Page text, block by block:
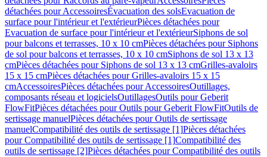
détachées pour AccessoiresÉvacuation des solsEvacuation de
surface pour l'intérieur et l'extérieurPièces détachées pour
Evacuation de surface pour l'intérieur et l'extérieurSiphons de sol
pour balcons et terrasses, 10 x 10 cmPièces détachées pour Siphons
de sol pour balcons et terrasses, 10 x 10 cmSiphons de sol 13 x 13
cmPièces détachées pour Siphons de sol 13 x 13 cmGrilles-avaloirs
15 x 15 cmPièces détachées pour Grilles-avaloirs 15 x 15
cmAccessoiresPièces détachées pour AccessoiresOutillages,
composants réseau et logicielsOutillagesOutils pour Geberit
FlowFitPièces détachées pour Outils pour Geberit FlowFitOutils de
sertissage manuelPièces détachées pour Outils de sertissage
manuelCompatibilité des outils de sertissage [1]Pièces détachées
pour Compatibilité des outils de sertissage [1]Compatibilité des
outils de sertissage [2]Pièces détachées pour Compatibilité des outils